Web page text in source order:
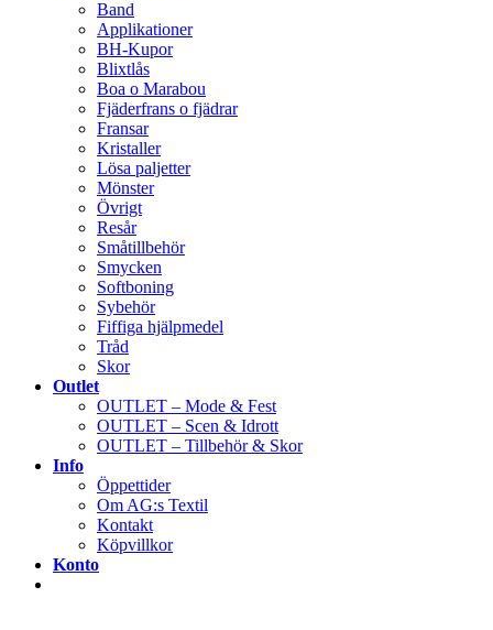
Band
Applikationer
BH-Kupor
Blixtlås
Boa o Marabou
Fjäderfrans o fjädrar
Fransar
Kristaller
Lösa paljetter
Mönster
Övrigt
Resår
Småtillbehör
Smycken
Softboning
Sybehör
Fiffiga hjälpmedel
Tråd
Skor
Outlet
OUTLET – Mode & Fest
OUTLET – Scen & Idrott
OUTLET – Tillbehör & Skor
Info
Öppettider
Om AG:s Textil
Kontakt
Köpvillkor
Konto